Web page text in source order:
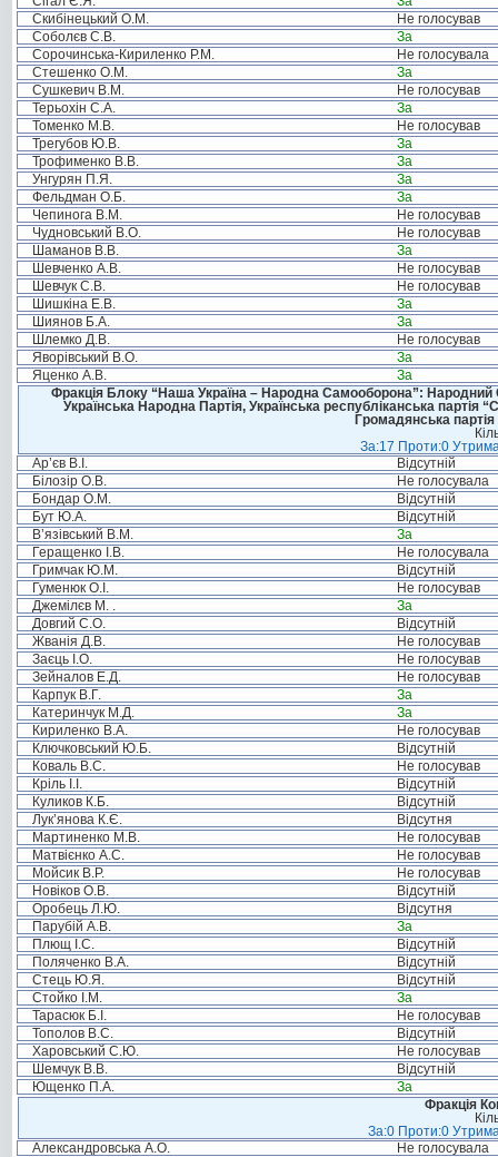
Скибінецький О.М.
Не голосував
Соболєв С.В.
За
Сорочинська-Кириленко Р.М.
Не голосувала
Стешенко О.М.
За
Сушкевич В.М.
Не голосував
Терьохін С.А.
За
Томенко М.В.
Не голосував
Трегубов Ю.В.
За
Трофименко В.В.
За
Унгурян П.Я.
За
Фельдман О.Б.
За
Чепинога В.М.
Не голосував
Чудновський В.О.
Не голосував
Шаманов В.В.
За
Шевченко А.В.
Не голосував
Шевчук С.В.
Не голосував
Шишкіна Е.В.
За
Шиянов Б.А.
За
Шлемко Д.В.
Не голосував
Яворівський В.О.
За
Яценко А.В.
За
Фракція Блоку “Наша Україна – Народна Самооборона”: Народний
Українська Народна Партія, Українська республіканська
Громадянська
За:17 Проти:0
Ар’єв В.І.
Відсутній
Білозір О.В.
Не голосувала
Бондар О.М.
Відсутній
Бут Ю.А.
Відсутній
В’язівський В.М.
За
Геращенко І.В.
Не голосувала
Гримчак Ю.М.
Відсутній
Гуменюк О.І.
Не голосував
Джемілєв М. .
За
Довгий С.О.
Відсутній
Жванія Д.В.
Не голосував
Заєць І.О.
Не голосував
Зейналов Е.Д.
Не голосував
Карпук В.Г.
За
Катеринчук М.Д.
За
Кириленко В.А.
Не голосував
Ключковський Ю.Б.
Відсутній
Коваль В.С.
Не голосував
Кріль І.І.
Відсутній
Куликов К.Б.
Відсутній
Лук’янова К.Є.
Відсутня
Мартиненко М.В.
Не голосував
Матвієнко А.С.
Не голосував
Мойсик В.Р.
Не голосував
Новіков О.В.
Відсутній
Оробець Л.Ю.
Відсутня
Парубій А.В.
За
Плющ І.С.
Відсутній
Поляченко В.А.
Відсутній
Стець Ю.Я.
Відсутній
Стойко І.М.
За
Тарасюк Б.І.
Не голосував
Тополов В.С.
Відсутній
Харовський С.Ю.
Не голосував
Шемчук В.В.
Відсутній
Ющенко П.А.
За
Фракція
За:0 Проти:0
Александровська А.О.
Не голосувала